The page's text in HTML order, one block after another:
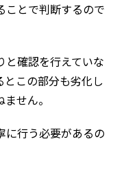
ことで判断するので
と確認を行えていな
とこの部分も劣化し
せん。
に行う必要があるの